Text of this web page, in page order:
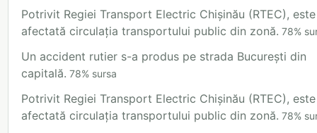
Potrivit Regiei Transport Electric Chișinău (RTEC), este
afectată circulația transportului public din zonă. 78%
Un accident rutier s-a produs pe strada București din
capitală. 78% sursa
Potrivit Regiei Transport Electric Chișinău (RTEC), este
afectată circulația transportului public din zonă. 78%